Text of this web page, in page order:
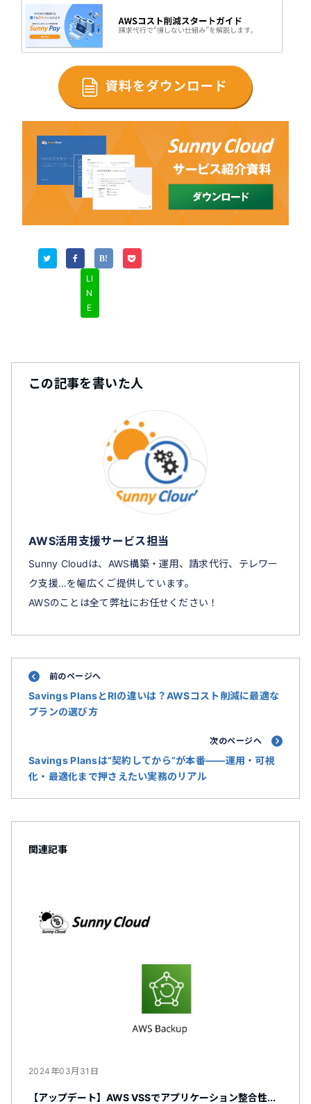
LI
N
E
この記事を書いた人
AWS活用支援サービス担当
Sunny Cloudは、AWS構築・運用、請求代行、テレワー
ク支援…を幅広くご提供しています。
AWSのことは全て弊社にお任せください！
前のページへ
Savings PlansとRIの違いは？AWSコスト削減に最適な
プランの選び方
次のページへ
Savings Plansは“契約してから”が本番——運用・可視
化・最適化まで押さえたい実務のリアル
関連記事
2024年03月31日
【アップデート】AWS VSSでアプリケーション整合性...